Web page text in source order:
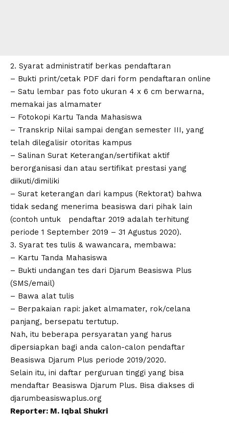
2. Syarat administratif berkas pendaftaran
– Bukti print/cetak PDF dari form pendaftaran online
– Satu lembar pas foto ukuran 4 x 6 cm berwarna,
memakai jas almamater
– Fotokopi Kartu Tanda Mahasiswa
– Transkrip Nilai sampai dengan semester III, yang
telah dilegalisir otoritas kampus
– Salinan Surat Keterangan/sertifikat aktif
berorganisasi dan atau sertifikat prestasi yang
diikuti/dimiliki
– Surat keterangan dari kampus (Rektorat) bahwa
tidak sedang menerima beasiswa dari pihak lain
(contoh untuk pendaftar 2019 adalah terhitung
periode 1 September 2019 – 31 Agustus 2020).
3. Syarat tes tulis & wawancara, membawa:
– Kartu Tanda Mahasiswa
– Bukti undangan tes dari Djarum Beasiswa Plus
(SMS/email)
– Bawa alat tulis
– Berpakaian rapi: jaket almamater, rok/celana
panjang, bersepatu tertutup.
Nah, itu beberapa persyaratan yang harus
dipersiapkan bagi anda calon-calon pendaftar
Beasiswa Djarum Plus periode 2019/2020.
Selain itu, ini daftar perguruan tinggi yang bisa
mendaftar Beasiswa Djarum Plus. Bisa diakses di
djarumbeasiswaplus.org
Reporter: M. Iqbal Shukri